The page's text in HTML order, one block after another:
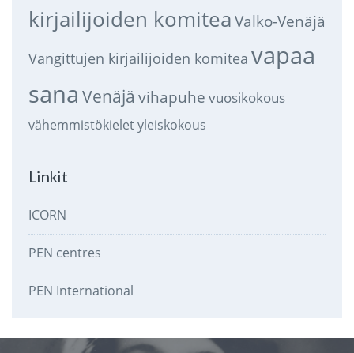
kirjailijoiden komitea Valko-Venäjä
Vangittujen kirjailijoiden komitea vapaa
sana Venäjä vihapuhe vuosikokous
vähemmistökieletyleiskokous
Linkit
ICORN
PEN centres
PEN International